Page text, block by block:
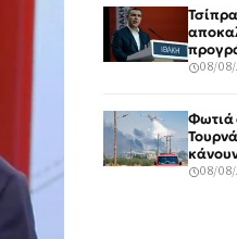
08/08/
Φωτιά
08/08/